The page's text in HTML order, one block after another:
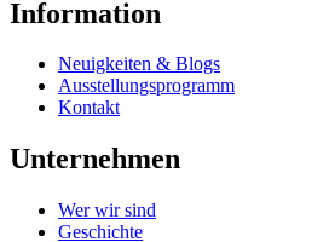
Information
Neuigkeiten & Blogs
Ausstellungsprogramm
Kontakt
Unternehmen
Wer wir sind
Geschichte